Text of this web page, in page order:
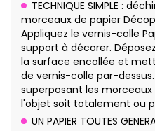
TECHNIQUE SIMPLE :
morceaux de papier
Appliquez le vernis-colle
support à décorer.
la surface encollée et
de vernis-colle par-
superposant les
l'objet soit totalement ou
UN PAPIER TOUTES